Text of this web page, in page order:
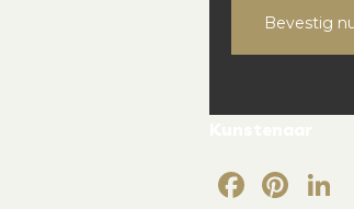
Bevestig